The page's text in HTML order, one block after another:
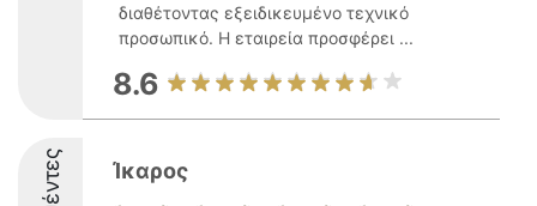
διαθέτοντας εξειδικευμένο τεχνικό
προσωπικό. Η εταιρεία προσφέρει ...
8.6
Ίκαρος